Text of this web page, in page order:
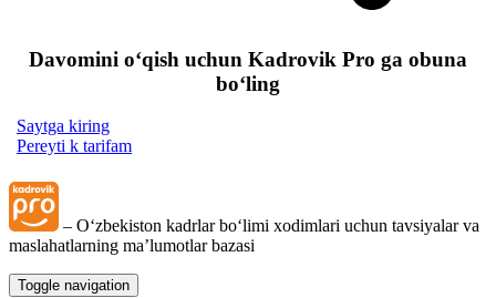
Davomini oʻqish uchun Kadrovik Pro ga obuna
boʻling
Saytga kiring
Pereyti k tarifam
– Oʻzbekiston kadrlar boʻlimi хodimlari uchun tavsiyalar va
maslahatlarning ma’lumotlar bazasi
Toggle navigation